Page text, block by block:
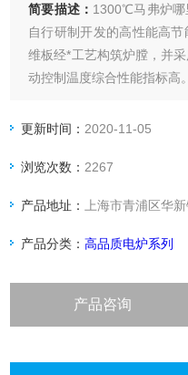
简要描述： 1300℃马弗炉哪
自行研制开发的高性能高
维板经*工艺构筑炉膛，并
动控制温度综合性能指标高。
更新时间： 2020-11-05
浏览次数： 2267
产品地址： 上海市青浦区华
产品分类：高品质电炉系列
产品咨询